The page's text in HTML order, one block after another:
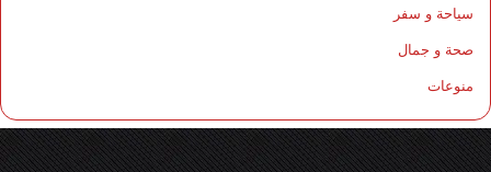
سياحة و سفر
صحة و جمال
منوعات